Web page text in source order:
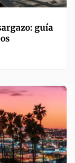
guía